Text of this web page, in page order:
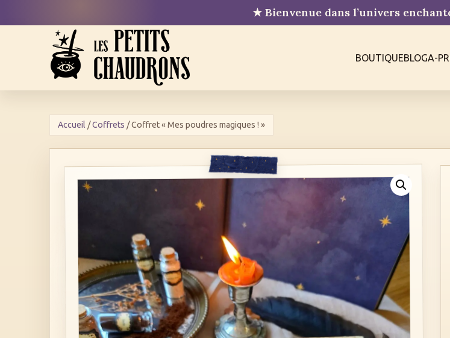
contenu
★ Bienvenue dans l’univers
BOUTIQUEBLOGA-
Accueil /Coffrets / Coffret « Mes poudres magiques ! »